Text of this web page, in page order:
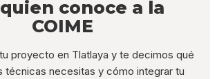
conoce a la
COIME
proyecto en Tlatlaya y te decimos qué
técnicas necesitas y cómo integrar tu